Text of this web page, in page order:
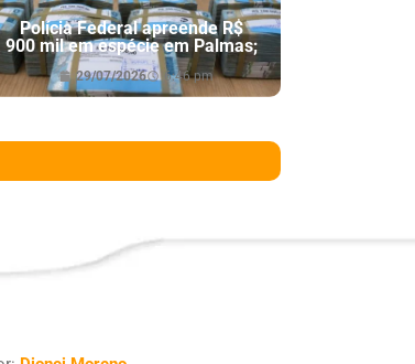
Polícia Federal apreende R$
900 mil em espécie em Palmas;
29/07/2026 6:46 pm